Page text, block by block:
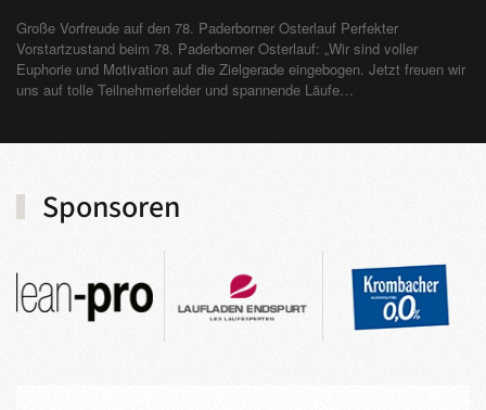
Große Vorfreude auf den 78. Paderborner Osterlauf Perfekter
Vorstartzustand beim 78. Paderborner Osterlauf: „Wir sind voller
Euphorie und Motivation auf die Zielgerade eingebogen. Jetzt freuen wir
uns auf tolle Teilnehmerfelder und spannende Läufe…
Sponsoren